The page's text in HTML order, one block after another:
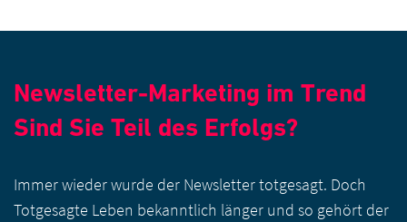
Newsletter-Marketing im Trend
Sind Sie Teil des Erfolgs?
Immer wieder wurde der Newsletter totgesagt. Doch
Totgesagte Leben bekanntlich länger und so gehört der